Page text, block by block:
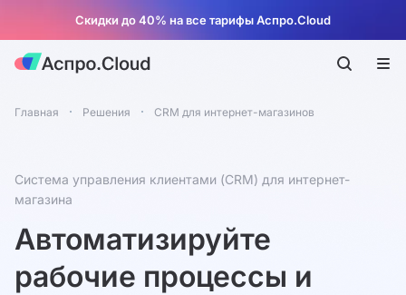
Скидки до 40% на все тарифы Аспро.Cloud
Главная Решения CRM для интернет-магазинов
Система управления клиентами (CRM) для интернет-
магазина
Автоматизируйте
рабочие процессы и